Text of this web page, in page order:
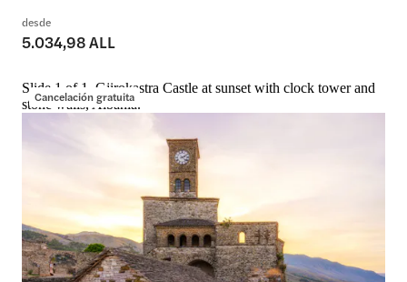
desde
5.034,98 ALL
Cancelación gratuita
Slide 1 of 1, Gjirokastra Castle at sunset with clock tower and
stone walls, Albania.